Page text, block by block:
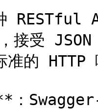
RESTful
接受
准的 HTTP
Swagger-